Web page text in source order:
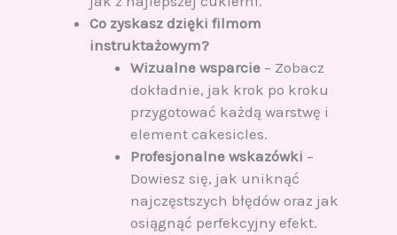
Co zyskasz dzięki filmom
instruktażowym?
Wizualne wsparcie– Zobacz
dokładnie, jak krok po kroku
przygotować każdą warstwę i
element cakesicles.
Profesjonalne wskazówki –
Dowiesz się, jak uniknąć
najczęstszych błędów oraz jak
osiągnąć perfekcyjny efekt.